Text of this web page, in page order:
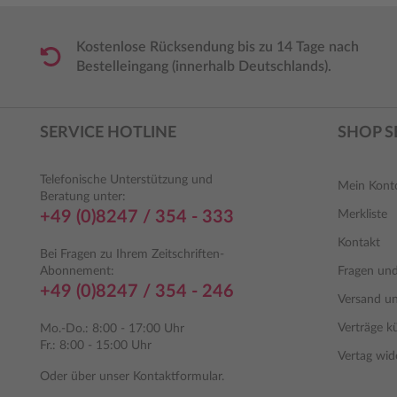
Kostenlose Rücksendung bis zu 14 Tage nach
Bestelleingang (innerhalb Deutschlands).
SERVICE HOTLINE
Telefonische Unterstützung und
Beratung unter:
+49 (0)8247 / 354 - 333
Bei Fragen zu Ihrem Zeitschriften-
Abonnement:
+49 (0)8247 / 354 - 246
Mo.-Do.: 8:00 - 17:00 Uhr
Fr.: 8:00 - 15:00 Uhr
Oder über unser Kontaktformular.
SHOP
Mein
Merkliste
Kontakt
Fragen
Versand
Verträge
Vertag